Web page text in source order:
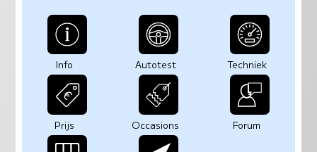
Info Autotest Techniek
Prijs Occasions Forum